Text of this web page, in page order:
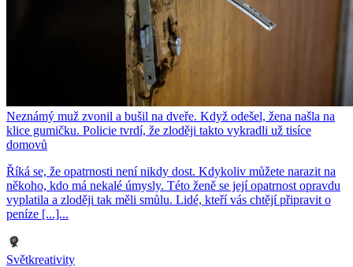
Neznámý muž zvonil a bušil na dveře. Když odešel, žena našla na
klice gumičku. Policie tvrdí, že zloději takto vykradli už tisíce
domovů
Říká se, že opatrnosti není nikdy dost. Kdykoliv můžete narazit na
někoho, kdo má nekalé úmysly. Této ženě se její opatrnost opravdu
vyplatila a zloději tak měli smůlu. Lidé, kteří vás chtějí připravit o
peníze [...]...
Světkreativity